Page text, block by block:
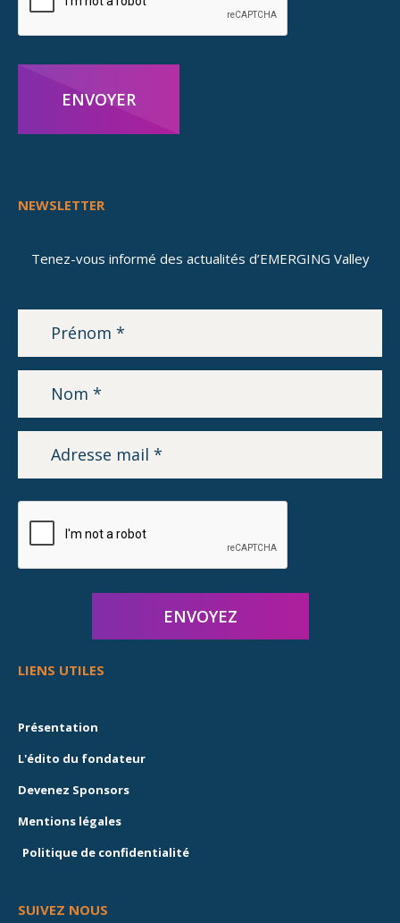
ENVOYER
NEWSLETTER
Tenez-vous informé des actualités d’EMERGING Valley
LIENS UTILES
Présentation
L'édito du fondateur
Devenez Sponsors
Mentions légales
Politique de confidentialité
SUIVEZ NOUS